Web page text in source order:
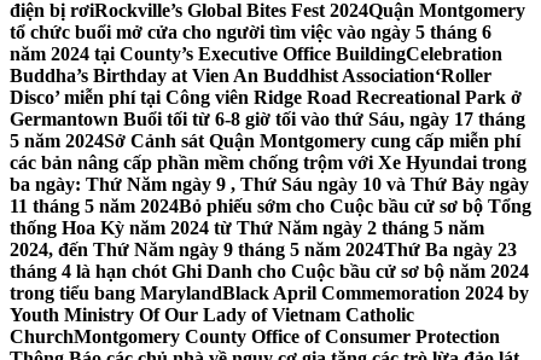
điện bị rơiRockville’s Global Bites Fest 2024Quận Montgomery
tổ chức buổi mở cửa cho người tìm việc vào ngày 5 tháng 6
năm 2024 tại County’s Executive Office BuildingCelebration
Buddha’s Birthday at Vien An Buddhist Association‘Roller
Disco’ miễn phí tại Công viên Ridge Road Recreational Park ở
Germantown Buổi tối từ 6-8 giờ tối vào thứ Sáu, ngày 17 tháng
5 năm 2024Sở Cảnh sát Quận Montgomery cung cấp miễn phí
các bản nâng cấp phần mềm chống trộm với Xe Hyundai trong
ba ngày: Thứ Năm ngày 9 , Thứ Sáu ngày 10 và Thứ Bảy ngày
11 tháng 5 năm 2024Bỏ phiếu sớm cho Cuộc bầu cử sơ bộ Tổng
thống Hoa Kỳ năm 2024 từ Thứ Năm ngày 2 tháng 5 năm
2024, đến Thứ Năm ngày 9 tháng 5 năm 2024Thứ Ba ngày 23
tháng 4 là hạn chót Ghi Danh cho Cuộc bầu cử sơ bộ năm 2024
trong tiểu bang MarylandBlack April Commemoration 2024 by
Youth Ministry Of Our Lady of Vietnam Catholic
ChurchMontgomery County Office of Consumer Protection